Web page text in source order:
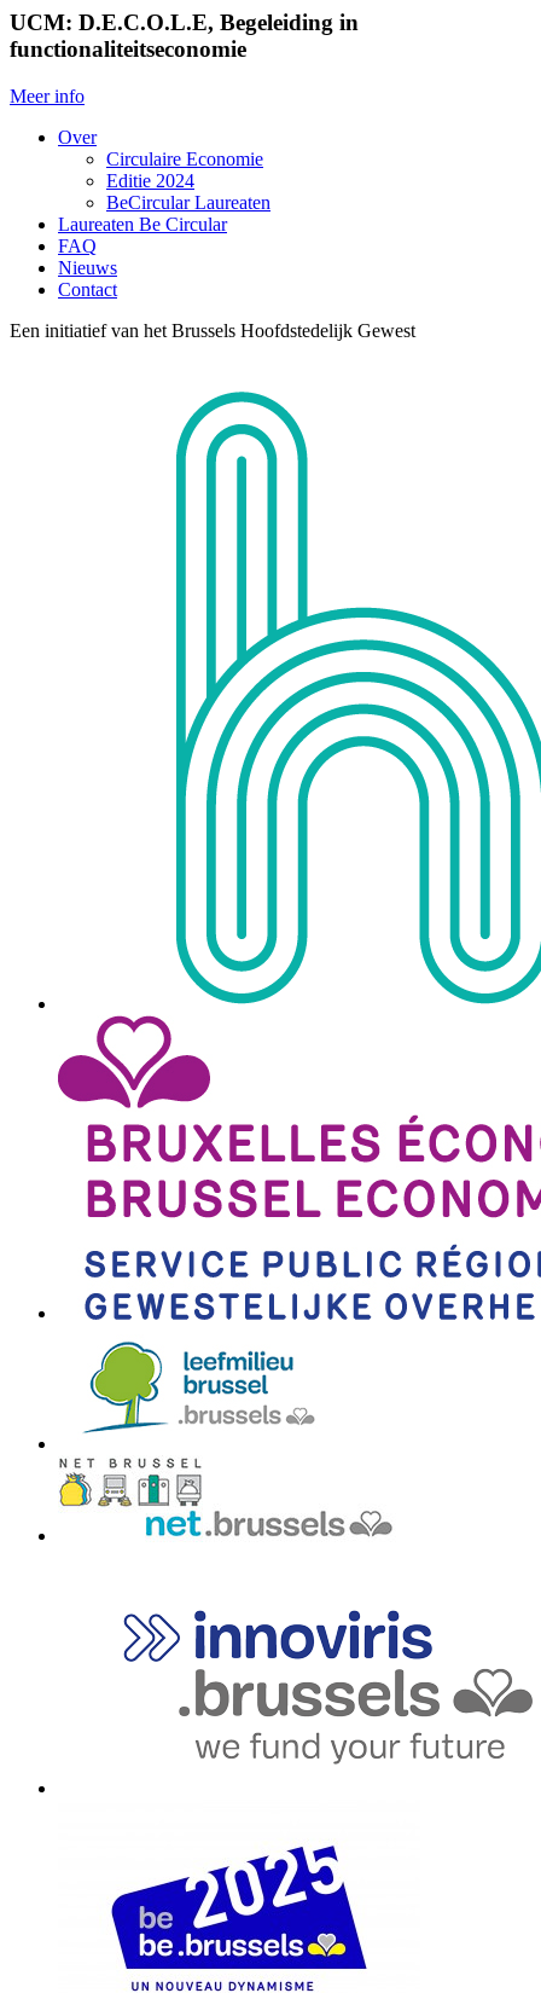
UCM: D.E.C.O.L.E, Begeleiding in
functionaliteitseconomie
Meer info
Over
Circulaire Economie
Editie 2024
BeCircular Laureaten
Laureaten Be Circular
FAQ
Nieuws
Contact
Een initiatief van het Brussels Hoofdstedelijk Gewest